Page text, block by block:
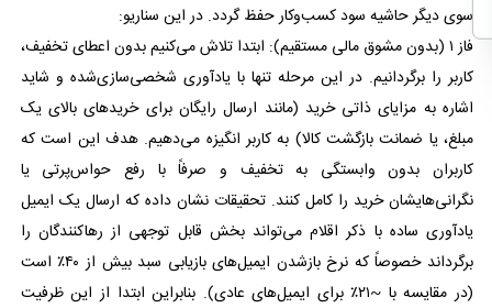
سوی دیگر حاشیه سود کسب‌وکار حفظ گردد. در این سناریو:
فاز ۱ (بدون مشوق مالی مستقیم): ابتدا تلاش می‌کنیم بدون اعطای تخفیف،
کاربر را برگردانیم. در این مرحله تنها با یادآوری شخصی‌سازی‌شده و شاید
اشاره به مزایای ذاتی خرید (مانند ارسال رایگان برای خریدهای بالای یک
مبلغ، یا ضمانت بازگشت کالا) به کاربر انگیزه می‌دهیم. هدف این است که
کاربران بدون وابستگی به تخفیف و صرفاً با رفع حواس‌پرتی یا
نگرانی‌هایشان خرید را کامل کنند. تحقیقات نشان داده که ارسال یک ایمیل
یادآوری ساده با ذکر اقلام می‌تواند بخش قابل توجهی از رهاکنندگان را
برگرداند خصوصاً که نرخ بازشدن ایمیل‌های بازیابی سبد بیش از ۴۰٪ است
(در مقایسه با ~۲۱٪ برای ایمیل‌های عادی). بنابراین ابتدا از این ظرفیت